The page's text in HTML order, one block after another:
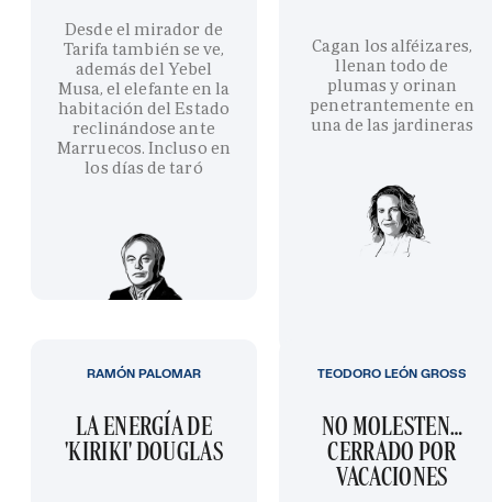
Desde el mirador de
Tarifa también se ve,
además del Yebel
Musa, el elefante en la
habitación del Estado
reclinándose ante
Marruecos. Incluso en
los días de taró
Cagan los alféizares,
llenan todo de
plumas y orinan
penetrantemente en
una de las jardineras
LA ENERGÍA DE
'KIRIKI' DOUGLAS
RAMÓN PALOMAR
NO MOLESTEN…
CERRADO POR
VACACIONES
TEODORO LEÓN GROSS